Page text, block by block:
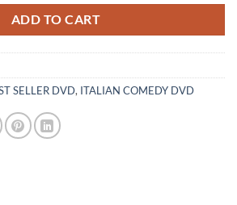
ADD TO CART
SELLER DVD, ITALIAN COMEDY DVD